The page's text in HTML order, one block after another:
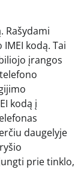
Rašydami
kodą. Tai
įrangos
kodą į
daugelyje
prie tinklo,